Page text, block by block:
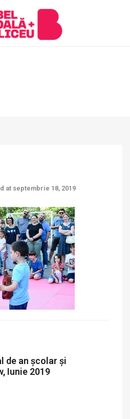
at septembrie 18, 2019
de an școlar și
Iunie 2019